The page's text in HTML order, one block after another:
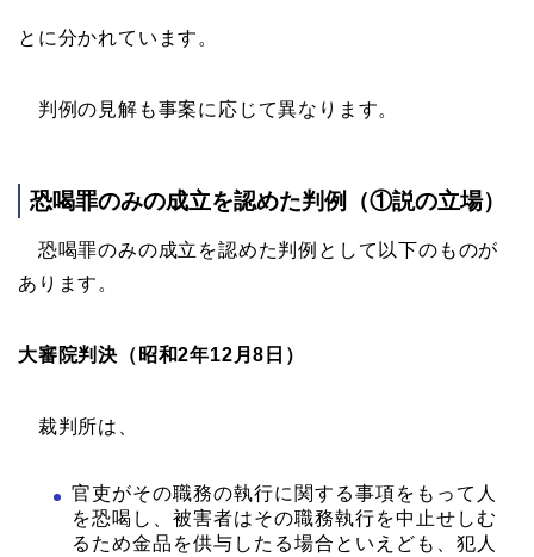
とに分かれています。
判例の見解も事案に応じて異なります。
恐喝罪のみの成立を認めた判例（①説の立場）
恐喝罪のみの成立を認めた判例として以下のものが
あります。
大審院判決（昭和2年12月8日）
裁判所は、
官吏がその職務の執行に関する事項をもって人
を恐喝し、被害者はその職務執行を中止せしむ
るため金品を供与したる場合といえども、犯人